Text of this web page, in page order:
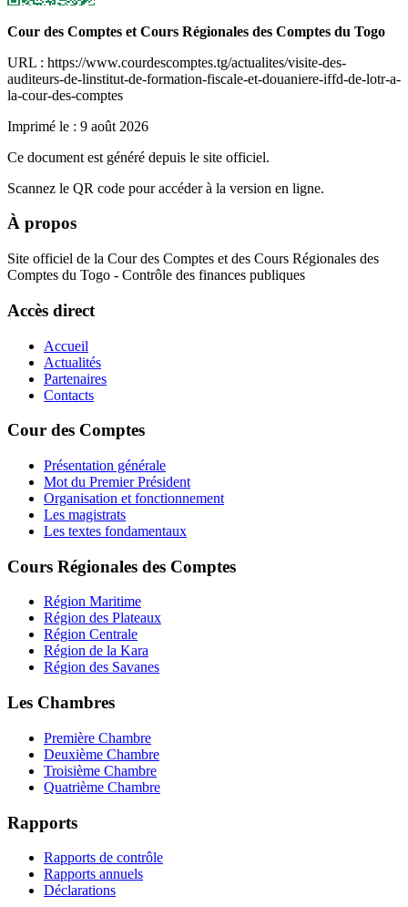
Cour des Comptes et Cours Régionales des Comptes du Togo
URL : https://www.courdescomptes.tg/actualites/visite-des-
auditeurs-de-linstitut-de-formation-fiscale-et-douaniere-iffd-de-lotr-a-
la-cour-des-comptes
Imprimé le : 9 août 2026
Ce document est généré depuis le site officiel.
Scannez le QR code pour accéder à la version en ligne.
À propos
Site officiel de la Cour des Comptes et des Cours Régionales des
Comptes du Togo - Contrôle des finances publiques
Accès direct
Accueil
Actualités
Partenaires
Contacts
Cour des Comptes
Présentation générale
Mot du Premier Président
Organisation et fonctionnement
Les magistrats
Les textes fondamentaux
Cours Régionales des Comptes
Région Maritime
Région des Plateaux
Région Centrale
Région de la Kara
Région des Savanes
Les Chambres
Première Chambre
Deuxième Chambre
Troisième Chambre
Quatrième Chambre
Rapports
Rapports de contrôle
Rapports annuels
Déclarations